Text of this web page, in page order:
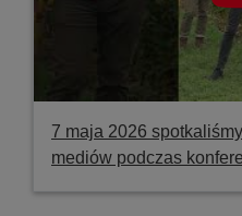
7 maja 2026
mediów podczas